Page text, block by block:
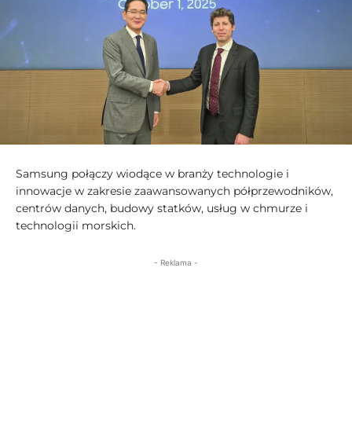
Samsung połączy wiodące w branży technologie i
innowacje w zakresie zaawansowanych półprzewodników,
centrów danych, budowy statków, usług w chmurze i
technologii morskich.
- Reklama -